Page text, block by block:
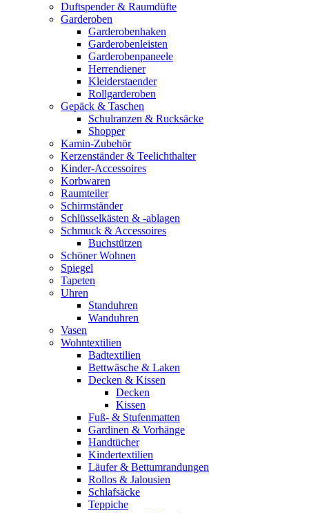
Duftspender & Raumdüfte
Garderoben
Garderobenhaken
Garderobenleisten
Garderobenpaneele
Herrendiener
Kleiderstaender
Rollgarderoben
Gepäck & Taschen
Schulranzen & Rucksäcke
Shopper
Kamin-Zubehör
Kerzenständer & Teelichthalter
Kinder-Accessoires
Korbwaren
Raumteiler
Schirmständer
Schlüsselkästen & -ablagen
Schmuck & Accessoires
Buchstützen
Schöner Wohnen
Spiegel
Tapeten
Uhren
Standuhren
Wanduhren
Vasen
Wohntextilien
Badtextilien
Bettwäsche & Laken
Decken & Kissen
Decken
Kissen
Fuß- & Stufenmatten
Gardinen & Vorhänge
Handtücher
Kindertextilien
Läufer & Bettumrandungen
Rollos & Jalousien
Schlafsäcke
Teppiche